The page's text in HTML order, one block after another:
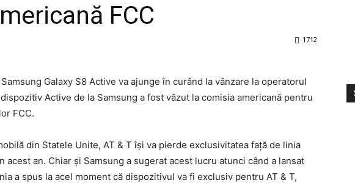
FCC
1712
Galaxy S8 Active va ajunge în curând la vânzare la operatorul
Active de la Samsung a fost văzut la comisia americană pentru
FCC.
din Statele Unite, AT & T își va pierde exclusivitatea față de linia
acest an. Chiar și Samsung a sugerat acest lucru atunci când a lansat
a spus la acel moment că dispozitivul va fi exclusiv pentru AT & T,